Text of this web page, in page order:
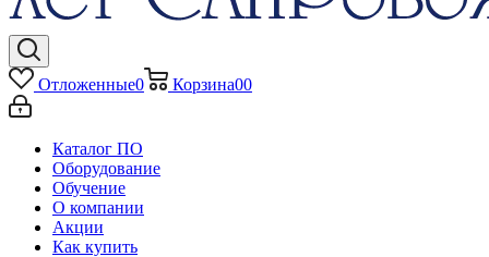
Отложенные0 Корзина00
Каталог ПО
Оборудование
Обучение
О компании
Акции
Как купить